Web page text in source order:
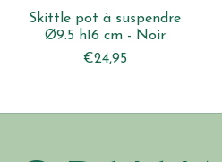
Skittle pot à suspendre
Ø9.5 h16 cm - Noir
€24,95